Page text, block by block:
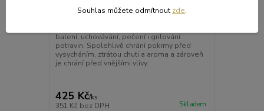
Alu fólie 44 cm x 120 m, 10,5 µm [1 ks]
balení, uchovávání, pečení i grilování
potravin. Spolehlivě chrání pokrmy před
vysycháním, ztrátou chuti a aroma a zároveň
je chrání před vnějšími vlivy.
425 Kč/ks
351 Kč bez DPH Skladem
Kvalitní
Souhlas můžete odmítnout zde.